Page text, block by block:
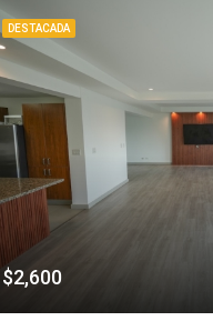
DESTACADA
$2,600